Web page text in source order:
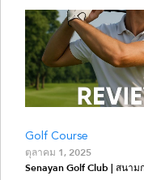
Golf Course
ตุลาคม 1, 2025
Senayan Golf Club | สนา